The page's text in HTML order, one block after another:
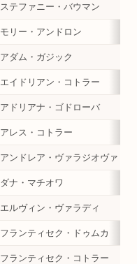
ステファニー・バウマン
モリー・アンドロン
アダム・ガジック
エイドリアン・コトラー
アドリアナ・ゴドローバ
アレス・コトラー
アンドレア・ヴァラジオヴァ
ダナ・マチオワ
エルヴィン・ヴァラディ
フランティセク・ドゥムカ
フランティセク・コトラー